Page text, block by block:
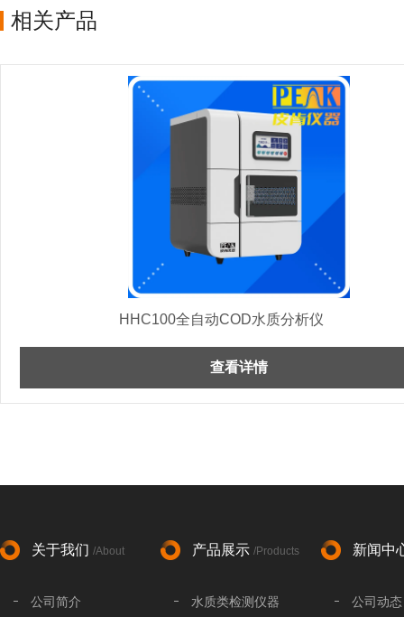
相关产品
HHC100全自动COD水质分析仪
查看详情
关于我们 /About
公司简介
产品展示 /Products
水质类检测仪器
新闻中
公司动态